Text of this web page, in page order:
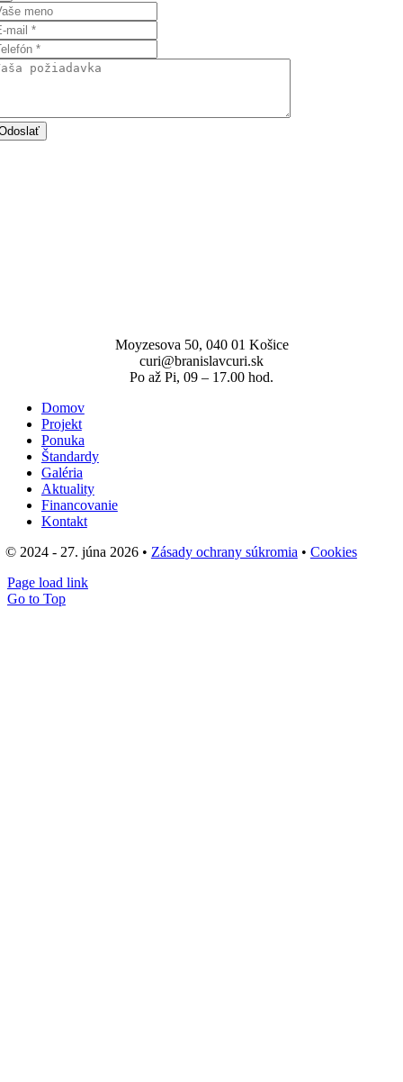
Moyzesova 50, 040 01 Košice
curi@branislavcuri.sk
Po až Pi, 09 – 17.00 hod.
Domov
Projekt
Ponuka
Štandardy
Galéria
Aktuality
Financovanie
Kontakt
© 2024 - 27. júna 2026 • Zásady ochrany súkromia • Cookies
Page load link
Go to Top